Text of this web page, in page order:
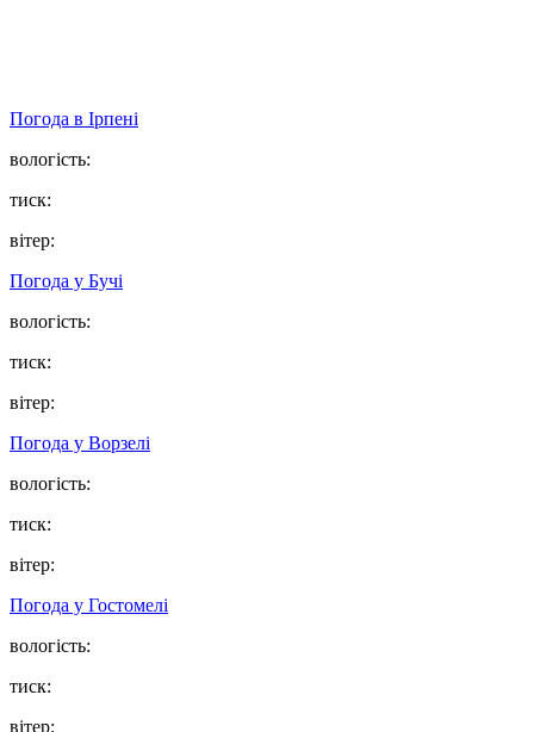
Погода в Ірпені
вологість:
тиск:
вітер:
Погода у Бучі
вологість:
тиск:
вітер:
Погода у Ворзелі
вологість:
тиск:
вітер:
Погода у Гостомелі
вологість:
тиск:
вітер: